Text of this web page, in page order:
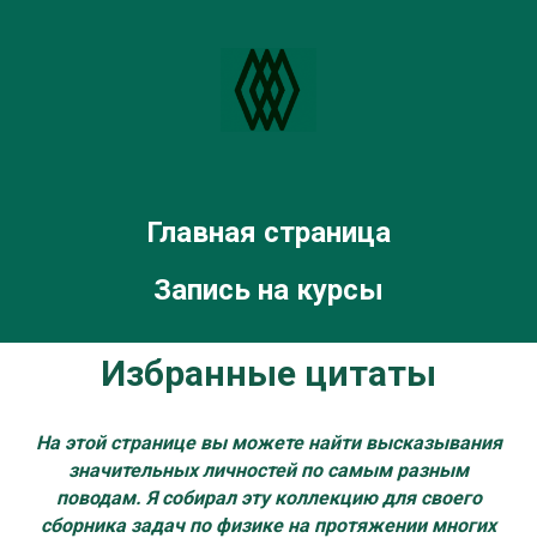
Главная страница
Запись на курсы
Избранные цитаты
На этой странице вы можете найти высказывания
значительных личностей по самым разным
поводам. Я собирал эту коллекцию для своего
сборника задач по физике на протяжении многих